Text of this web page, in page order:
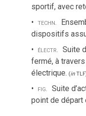
sportif, avec
techn.
dispositifs
électr. Suite
fermé, à
électrique. (inTLF
fig. Suite
point de départ